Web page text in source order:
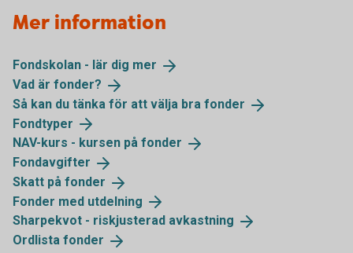
Mer information
Fondskolan - lär dig mer
Vad är fonder?
Så kan du tänka för att välja bra fonder
Fondtyper
NAV-kurs - kursen på fonder
Fondavgifter
Skatt på fonder
Fonder med utdelning
Sharpekvot - riskjusterad avkastning
Ordlista fonder